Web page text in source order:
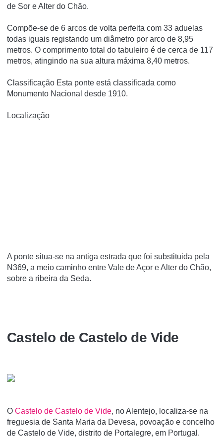
de Sor e Alter do Chão.
Compõe-se de 6 arcos de volta perfeita com 33 aduelas
todas iguais registando um diâmetro por arco de 8,95
metros. O comprimento total do tabuleiro é de cerca de 117
metros, atingindo na sua altura máxima 8,40 metros.
Classificação Esta ponte está classificada como
Monumento Nacional desde 1910.
Localização
A ponte situa-se na antiga estrada que foi substituida pela
N369, a meio caminho entre Vale de Açor e Alter do Chão,
sobre a ribeira da Seda.
Castelo de Castelo de Vide
O Castelo de Castelo de Vide, no Alentejo, localiza-se na
freguesia de Santa Maria da Devesa, povoação e concelho
de Castelo de Vide, distrito de Portalegre, em Portugal.